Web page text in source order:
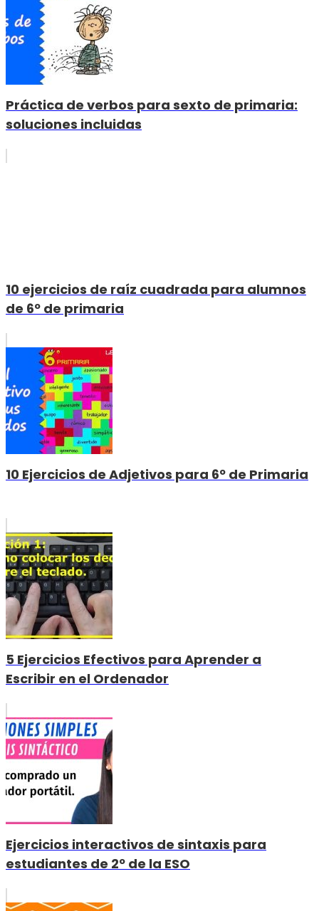
Práctica de verbos para sexto de primaria:
soluciones incluidas
10 ejercicios de raíz cuadrada para alumnos
de 6º de primaria
10 Ejercicios de Adjetivos para 6º de Primaria
5 Ejercicios Efectivos para Aprender a
Escribir en el Ordenador
Ejercicios interactivos de sintaxis para
estudiantes de 2º de la ESO